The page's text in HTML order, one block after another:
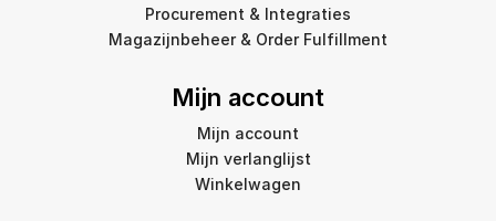
Procurement & Integraties
Magazijnbeheer & Order Fulfillment
Mijn account
Mijn account
Mijn verlanglijst
Winkelwagen